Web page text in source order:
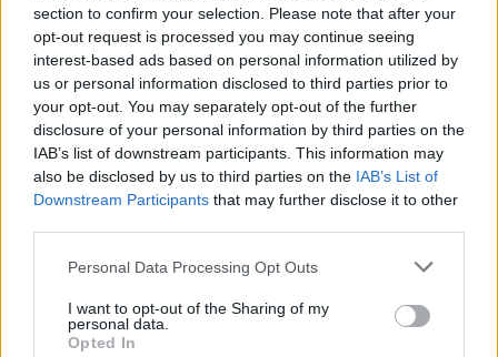
section to confirm your selection. Please note that after your
opt-out request is processed you may continue seeing
interest-based ads based on personal information utilized by
us or personal information disclosed to third parties prior to
your opt-out. You may separately opt-out of the further
disclosure of your personal information by third parties on the
IAB’s list of downstream participants. This information may
also be disclosed by us to third parties on the IAB’s List of
Downstream Participants that may further disclose it to other
Please note that this website/app uses one or more Google
not limited to your visit or usage behaviour. You may click to
grant or deny consent to Google and its third-party tags to
Personal Data Processing Opt Outs
I want to opt-out of the Sharing of my
personal data.
Opted In